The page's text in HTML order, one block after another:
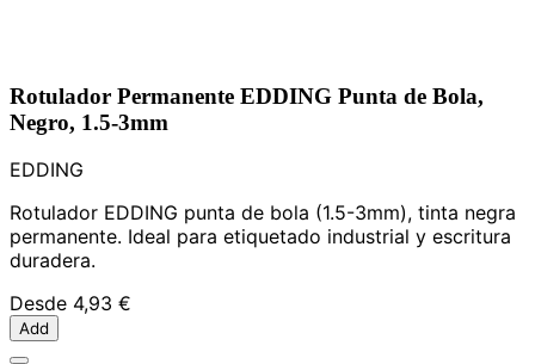
Rotulador Permanente EDDING Punta de Bola,
Negro, 1.5-3mm
EDDING
Rotulador EDDING punta de bola (1.5-3mm), tinta negra
permanente. Ideal para etiquetado industrial y escritura
duradera.
Desde 4,93 €
Add